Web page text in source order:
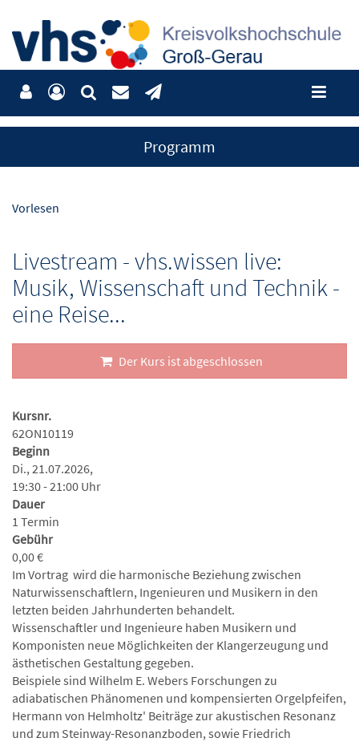
Programm
Vorlesen
Livestream - vhs.wissen live:
Musik, Wissenschaft und Technik -
eine Reise...
Der Kurs ist abgeschlossen
Kursnr.
62ON10119
Beginn
Di., 21.07.2026,
19:30 - 21:00 Uhr
Dauer
1 Termin
Gebühr
0,00 €
Im Vortrag wird die harmonische Beziehung zwischen
Naturwissenschaftlern, Ingenieuren und Musikern in den
letzten beiden Jahrhunderten behandelt.
Wissenschaftler und Ingenieure haben Musikern und
Komponisten neue Möglichkeiten der Klangerzeugung und
ästhetischen Gestaltung gegeben.
Beispiele sind Wilhelm E. Webers Forschungen zu
adiabatischen Phänomenen und kompensierten Orgelpfeifen,
Hermann von Helmholtz' Beiträge zur akustischen Resonanz
und zum Steinway-Resonanzboden, sowie Friedrich